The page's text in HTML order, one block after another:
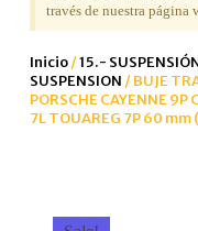
través de nuestra página
Inicio/15.-
SUSPENSION / BUJE
PORSCHE CAYENNE 9P
7L TOUAREG 7P 60 mm